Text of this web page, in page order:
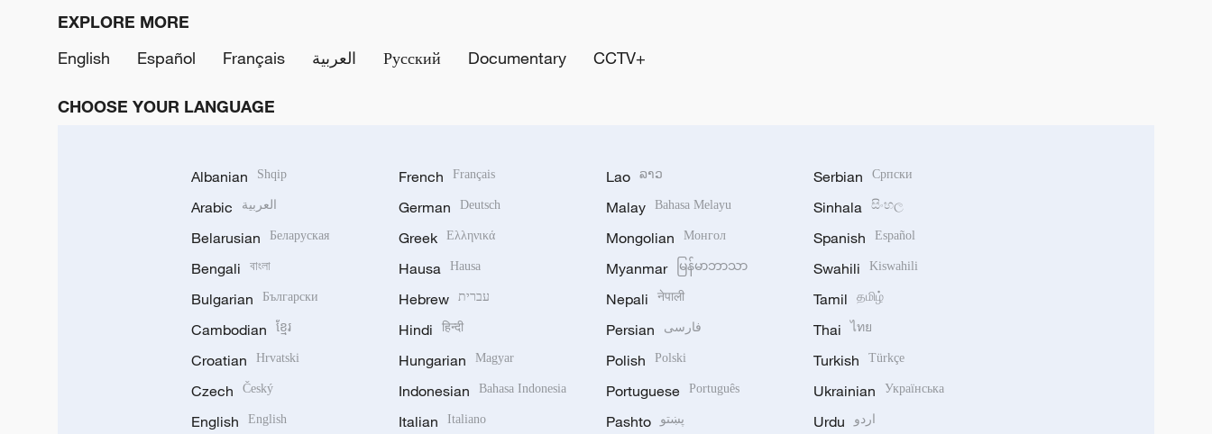
EXPLORE MORE
English
Español Français العربية Русский Documentary CCTV+
CHOOSE YOUR LANGUAGE
Albanian Shqip
Arabic العربية
Belarusian Беларуская
Bengali বাংলা
Bulgarian Български
Cambodian ខ្មែរ
Croatian Hrvatski
Czech Český
English English
French Français
German Deutsch
Greek Ελληνικά
Hausa Hausa
Hebrew עברית
Hindi हिन्दी
Hungarian Magyar
Indonesian Bahasa Indonesia
Italian Italiano
Lao ລາວ
Malay Bahasa Melayu
Mongolian Монгол
Myanmar မြန်မာဘာသာ
Nepali नेपाली
Persian فارسی
Polish Polski
Portuguese Português
Pashto پښتو
Serbian Српски
Sinhala සිංහල
Spanish Español
Swahili Kiswahili
Tamil தமிழ்
Thai ไทย
Turkish Türkçe
Ukrainian Українська
Urdu اردو